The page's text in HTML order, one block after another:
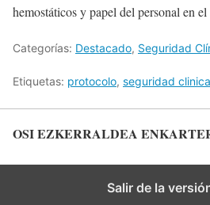
hemostáticos y papel del personal en
Categorías: Destacado, Seguridad
Etiquetas: protocolo, seguridad clinica
OSI EZKERRALDEA
Salir de la